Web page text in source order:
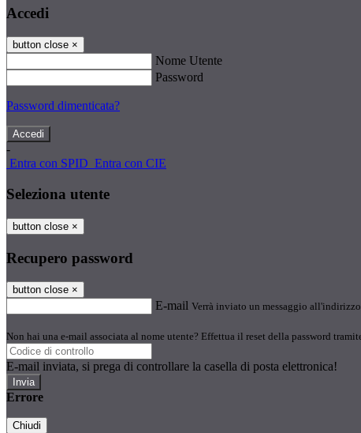
Accedi
button close ×
Nome Utente
Password
Password dimenticata?
-
Entra con SPID Entra con CIE
Seleziona utente
button close ×
Recupero password
button close ×
E-mail Verrà inviato un messaggio
Non hai una e-mail associata al nome utente? Effettua il reset della password
E-mail inviata, si prega di controllare la casella di posta elettronica!
Errore
Chiudi